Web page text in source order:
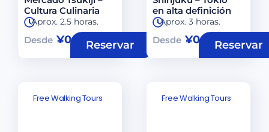
Cultura Culinaria
Aprox. 2.5 horas.
Desde ¥0 Reservar
en alta definición
Aprox. 3 horas.
Desde ¥0 Reservar
Free Walking Tours Free Walking Tours